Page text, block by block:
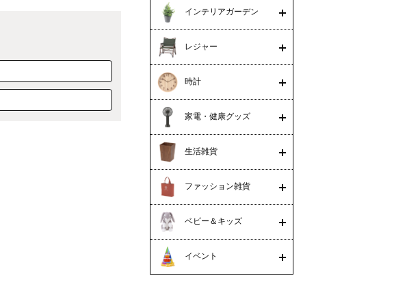
インテリアガーデン
レジャー
時計
家電・健康グッズ
生活雑貨
ファッション雑貨
ベビー＆キッズ
イベント